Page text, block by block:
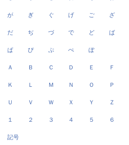
が ぎ ぐ げ ご ざ
だ ぢ づ で ど ば
ぱ ぴ ぷ ぺ ぽ
Ａ Ｂ Ｃ Ｄ Ｅ Ｆ
Ｋ Ｌ Ｍ Ｎ Ｏ Ｐ
Ｕ Ｖ Ｗ Ｘ Ｙ Ｚ
１ ２ ３ ４ ５ ６
記号